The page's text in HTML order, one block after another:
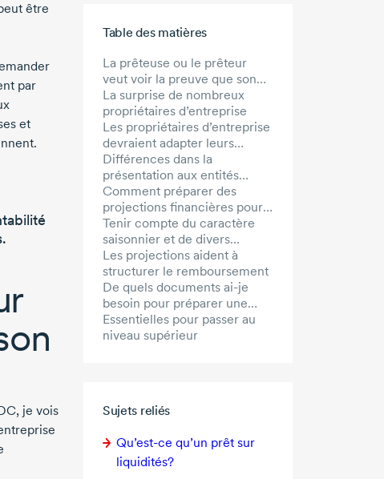
Table des matières
La prêteuse ou le prêteur
veut voir la preuve que son
prêt sera remboursé
La surprise de nombreux
propriétaires d’entreprise
Les propriétaires d’entreprise
devraient adapter leurs
prévisions aux prêteuses et
prêteurs
Différences dans la
présentation aux entités
prêteuses et celle aux entités
investisseuses
Comment préparer des
projections financières pour
les prêteuses et prêteurs
Tenir compte du caractère
saisonnier et de divers
scénarios
Les projections aident à
structurer le remboursement
De quels documents ai-je
besoin pour préparer une
demande de prêt?
Essentielles pour passer au
niveau supérieur
Sujets reliés
Qu’est-ce qu’un prêt sur
liquidités?
être
par
et
je vois